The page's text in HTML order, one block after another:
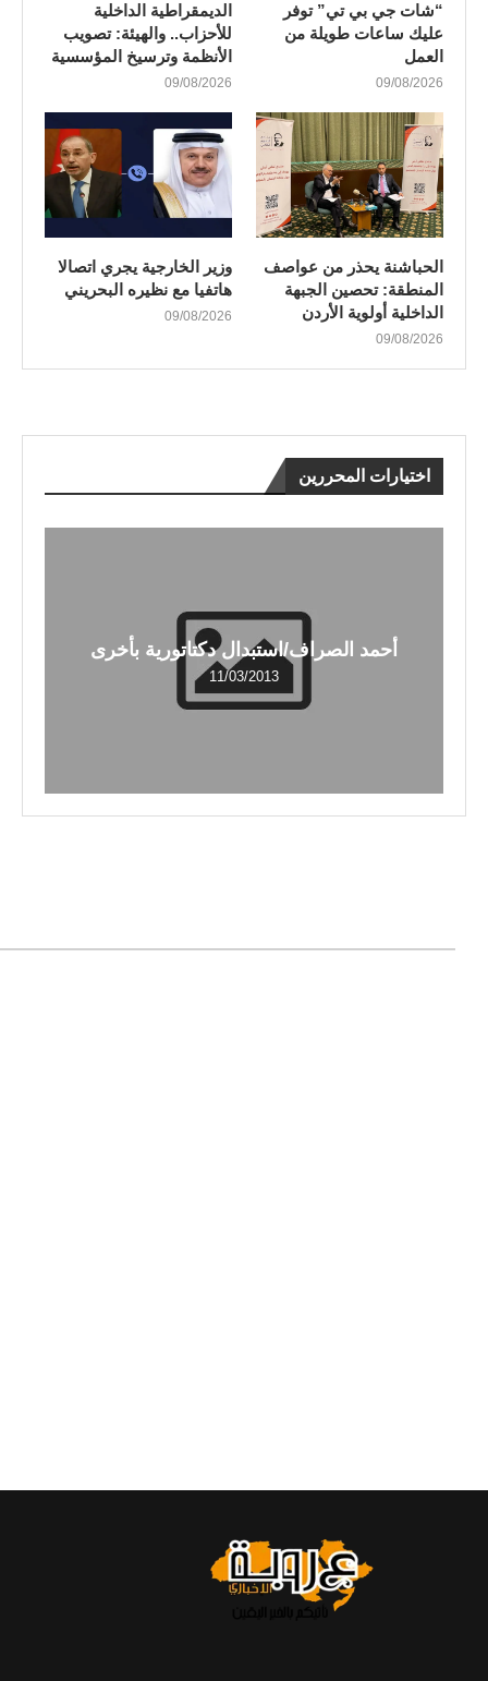
“شات جي بي تي” توفر
عليك ساعات طويلة من
العمل
09/08/2026
الديمقراطية الداخلية
للأحزاب.. والهيئة: تصويب
الأنظمة وترسيخ المؤسسية
09/08/2026
الحباشنة يحذر من عواصف
المنطقة: تحصين الجبهة
الداخلية أولوية الأردن
09/08/2026
وزير الخارجية يجري اتصالا
هاتفيا مع نظيره البحريني
09/08/2026
اختيارات المحررين
أحمد الصراف/استبدال دكتاتورية بأخرى
11/03/2013